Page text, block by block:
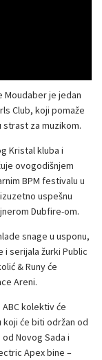
Moudaber je jedan
Club, koji pomaže
za muzikom.
Kristal kluba i
ovogodišnjem
BPM festivalu u
uspešnu
Dubfire-om.
snage u usponu,
i serijala žurki Public
& Runy će
Areni.
ABC kolektiv će
koji će biti održan od
od Novog Sada i
Apex bine –